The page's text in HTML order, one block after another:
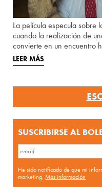
La película especula sobre
cuando la realización de
convierte en un encuentro
LEER MÁS
SUSCRIBIRSE AL
He sido notificado de que mi
marketing.Más información